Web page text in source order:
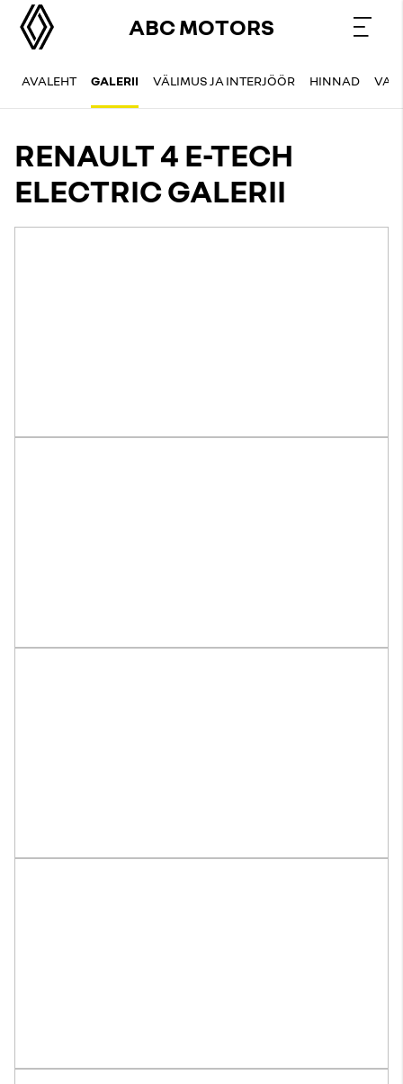
ABC MOTORS
AVALEHT GALERII VÄLIMUS JA INTERJÖÖR HINNAD
RENAULT 4 E-TECH
ELECTRIC GALERII